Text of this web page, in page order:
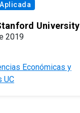
University
2019
Económicas y
UC